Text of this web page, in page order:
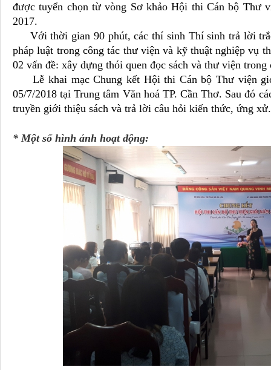
được tuyển chọn từ vòng Sơ khảo Hội thi Cán bộ Thư
2017.
Với thời gian 90 phút, các thí sinh Thí sinh trả lời
pháp luật trong công tác thư viện và kỹ thuật nghiệp vụ
02 vấn đề: xây dựng thói quen đọc sách và thư viện trong
Lễ khai mạc Chung kết Hội thi Cán bộ Thư viện
05/7/2018 tại Trung tâm Văn hoá TP. Cần Thơ. Sau đó
truyền giới thiệu sách và trả lời câu hỏi kiến thức, ứng xử.
* Một số hình ảnh hoạt động: